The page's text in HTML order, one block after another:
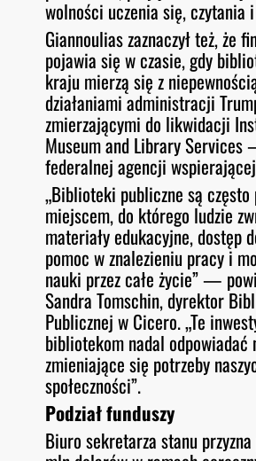
wolności uczenia się, czytania
Giannoulias zaznaczył też, że
pojawia się w czasie, gdy
kraju mierzą się z
działaniami administracji
zmierzającymi do likwidacji
Museum and Library Services
federalnej agencji
„Biblioteki publiczne są często
miejscem, do którego ludzie
materiały edukacyjne, dostęp
pomoc w znalezieniu pracy i
nauki przez całe życie” —
Sandra Tomschin, dyrektor
Publicznej w Cicero. „Te
bibliotekom nadal odpowiadać
zmieniające się potrzeby
społeczności”.
Podział funduszy
Biuro sekretarza stanu